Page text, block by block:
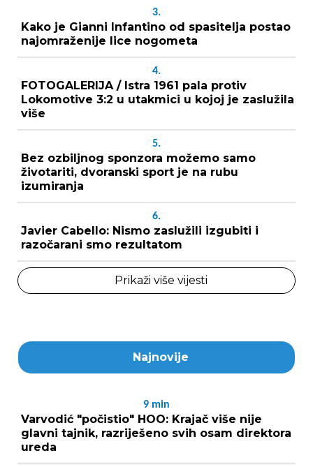
3.
Kako je Gianni Infantino od spasitelja postao
najomraženije lice nogometa
4.
FOTOGALERIJA / Istra 1961 pala protiv
Lokomotive 3:2 u utakmici u kojoj je zaslužila
više
5.
Bez ozbiljnog sponzora možemo samo
životariti, dvoranski sport je na rubu
izumiranja
6.
Javier Cabello: Nismo zaslužili izgubiti i
razočarani smo rezultatom
Prikaži više vijesti
Najnovije
9 min
Varvodić "počistio" HOO: Krajač više nije
glavni tajnik, razriješeno svih osam direktora
ureda